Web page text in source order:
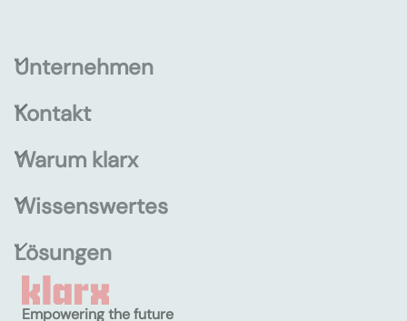
Unternehmen
Kontakt
Warum klarx
Wissenswertes
Lösungen
Empowering the future